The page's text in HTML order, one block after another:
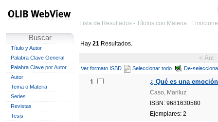
Buscar
Título y Autor
Palabra Clave General
Palabra Clave por Autor
Autor
Tema o Materia
Series
Revistas
Tesis
Lista de Resultados - Títulos con Materia :
Hay 21 Resultados.
< Ant.
Ver formato ISBD Seleccionar todo De-
1. ¿ Qué es una
Caso, Mariluz
ISBN: 9681630580
Ejemplares: 2